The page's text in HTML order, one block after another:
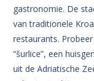
gastronomie. De
van traditionele
restaurants.
“šurlice”, een
uit de Adriatische